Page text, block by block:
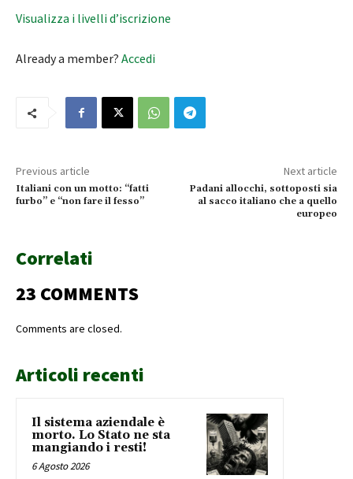
Visualizza i livelli d’iscrizione
Already a member? Accedi
Previous article
Italiani con un motto: “fatti
furbo” e “non fare il fesso”
Next article
Padani allocchi, sottoposti sia
al sacco italiano che a quello
europeo
Correlati
23 COMMENTS
Comments are closed.
Articoli recenti
Il sistema aziendale è
morto. Lo Stato ne sta
mangiando i resti!
6 Agosto 2026